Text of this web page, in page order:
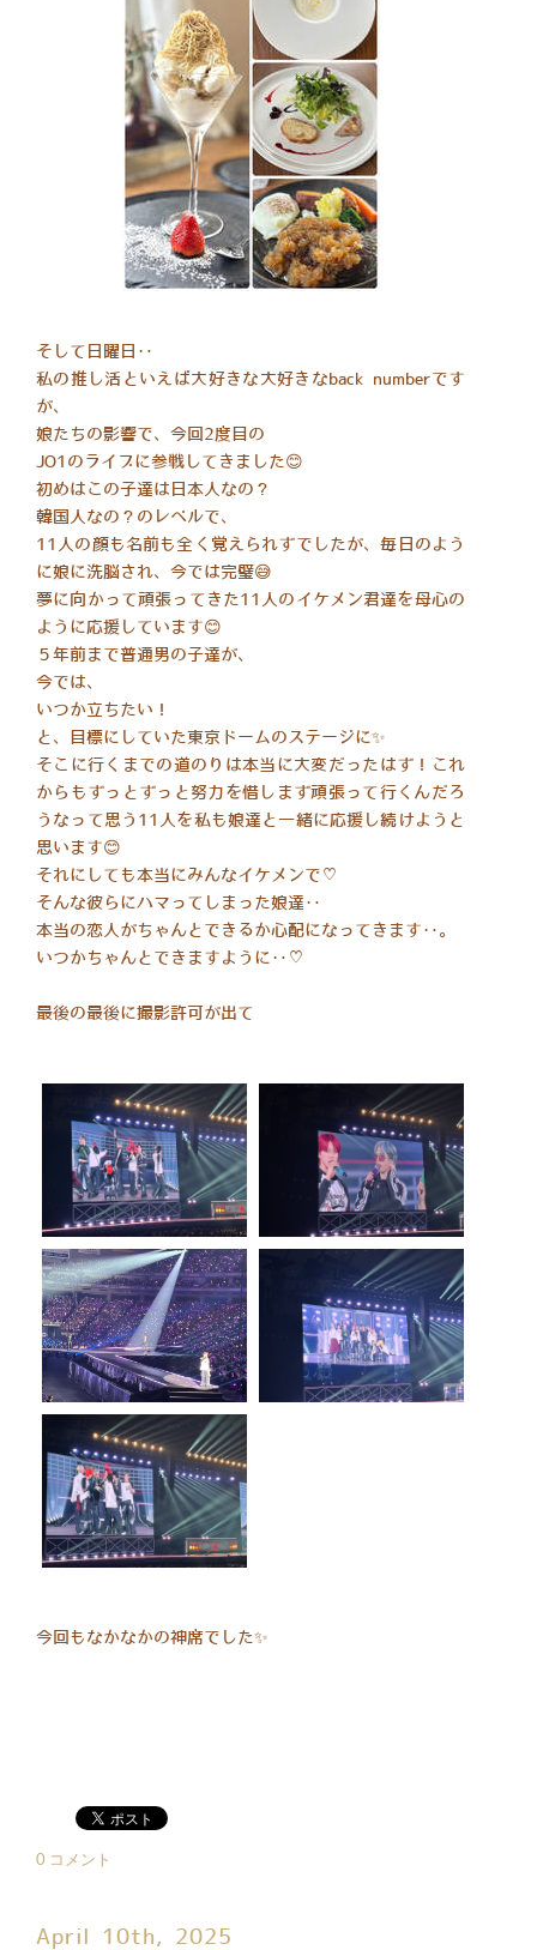
​そして日曜日‥
私の推し活といえば大好きな大好きなback numberです
が、
娘たちの影響で、今回2度目の
JO1のライブに参戦してきました😊
初めはこの子達は日本人なの？
韓国人なの？のレベルで、
11人の顔も名前も全く覚えられずでしたが、毎日のよう
に娘に洗脳され、今では完璧😅
夢に向かって頑張ってきた11人のイケメン君達を母心の
ように応援しています😊
５年前まで普通男の子達が、
今では、
いつか立ちたい！
と、目標にしていた東京ドームのステージに✨
そこに行くまでの道のりは本当に大変だったはず！これ
からもずっとずっと努力を惜しまず頑張って行くんだろ
うなって思う11人を私も娘達と一緒に応援し続けようと
思います😊
それにしても本当にみんなイケメンで♡
そんな彼らにハマってしまった娘達‥
本当の恋人がちゃんとできるか心配になってきます‥。
いつかちゃんとできますように‥♡
​最後の最後に撮影許可が出て
今回もなかなかの神席でした✨
0 コメント
April 10th, 2025